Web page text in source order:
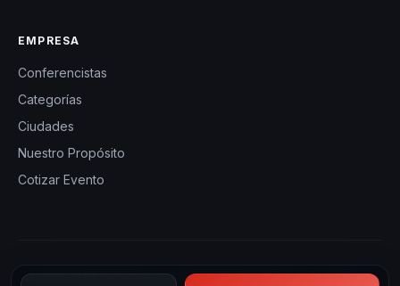
EMPRESA
Conferencistas
Categorías
Ciudades
Nuestro Propósito
Cotizar Evento
© 2026 CHM Paraguay — Charlas Motivacionales en Paraguay.